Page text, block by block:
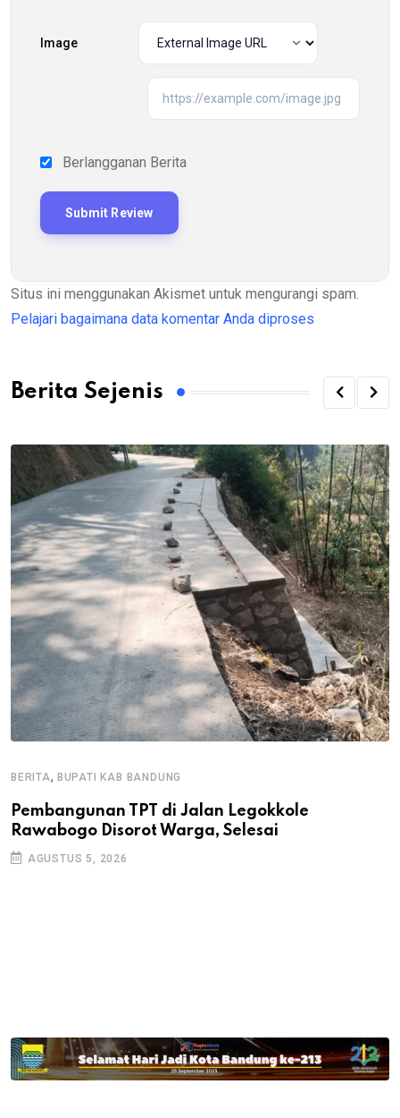
Image
Berlangganan Berita
Situs ini menggunakan Akismet untuk mengurangi spam.
Pelajari bagaimana data komentar Anda diproses
Berita Sejenis
BERITA, BUPATI KAB BANDUNG
Pembangunan TPT di Jalan Legokkole
Rawabogo Disorot Warga, Selesai
AGUSTUS 5, 2026